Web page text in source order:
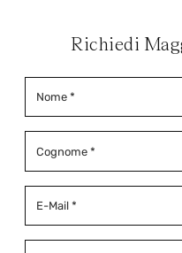
Richiedi